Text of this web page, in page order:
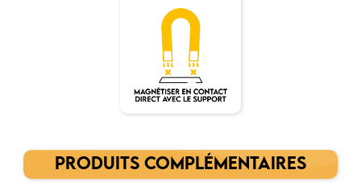
PRODUITS COMPLÉMENTAIRES